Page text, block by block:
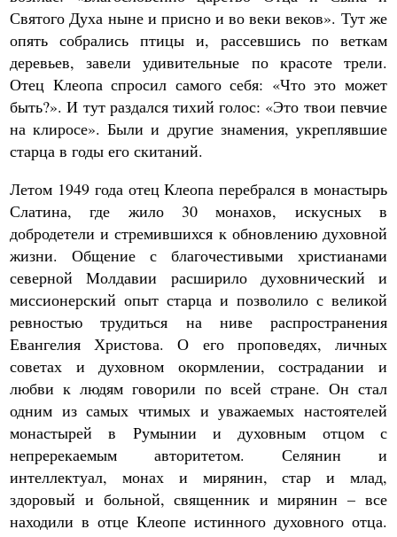
Святого Духа ныне и присно и во веки веков». Тут же
опять собрались птицы и, рассевшись по веткам
деревьев, завели удивительные по красоте трели.
Отец Клеопа спросил самого себя: «Что это может
быть?». И тут раздался тихий голос: «Это твои певчие
на клиросе». Были и другие знамения, укреплявшие
старца в годы его скитаний.
Летом 1949 года отец Клеопа перебрался в монастырь
Слатина, где жило 30 монахов, искусных в
добродетели и стремившихся к обновлению духовной
жизни. Общение с благочестивыми христианами
северной Молдавии расширило духовнический и
миссионерский опыт старца и позволило с великой
ревностью трудиться на ниве распространения
Евангелия Христова. О его проповедях, личных
советах и духовном окормлении, сострадании и
любви к людям говорили по всей стране. Он стал
одним из самых чтимых и уважаемых настоятелей
монастырей в Румынии и духовным отцом с
непререкаемым авторитетом. Селянин и
интеллектуал, монах и мирянин, стар и млад,
здоровый и больной, священник и мирянин – все
находили в отце Клеопе истинного духовного отца.